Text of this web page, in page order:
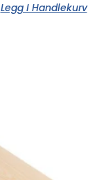
Legg I Handlekurv